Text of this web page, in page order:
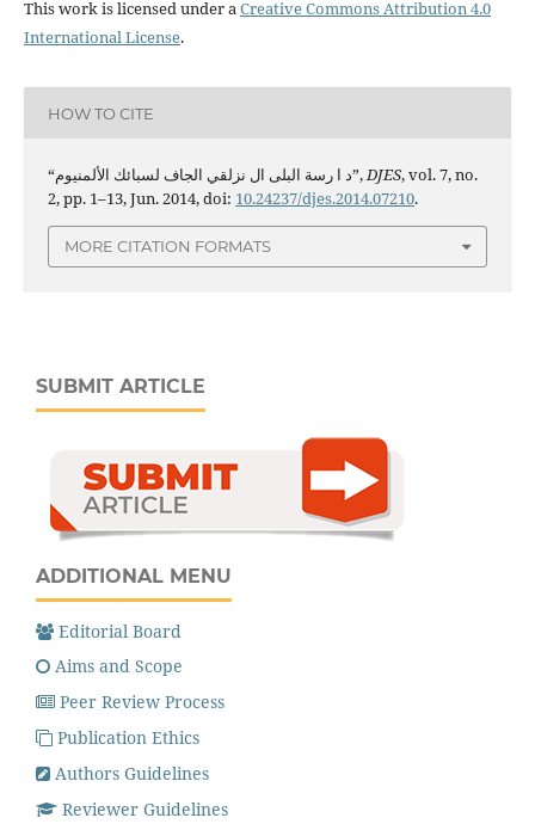
This work is licensed under aCreative Commons Attribution 4.0
International License.
HOW TO CITE
“د ا رسة البلى ال نزلقي الجاف لسبائك الألمنيوم”,DJES, vol. 7, no.
2, pp. 1–13, Jun. 2014, doi: 10.24237/djes.2014.07210.
MORE CITATION FORMATS
SUBMIT ARTICLE
ADDITIONAL MENU
Editorial Board
Aims and Scope
Peer Review Process
Publication Ethics
Authors Guidelines
Reviewer Guidelines